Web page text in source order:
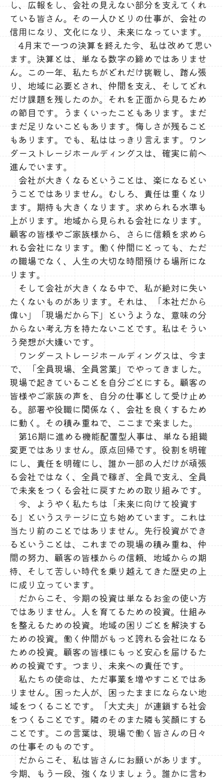
し、広報をし、会社の見えない部分を支えてくれ
ている皆さん。その一人ひとりの仕事が、会社の
信用になり、文化になり、未来になっています。
4月末で一つの決算を終えた今、私は改めて思い
ます。決算とは、単なる数字の締めではありませ
ん。この一年、私たちがどれだけ挑戦し、踏ん張
り、地域に必要とされ、仲間を支え、そしてどれ
だけ課題を残したのか。それを正面から見るため
の節目です。うまくいったこともあります。まだ
まだ足りないこともあります。悔しさが残ること
もあります。でも、私ははっきり言えます。ワン
ダーストレージホールディングスは、確実に前へ
進んでいます。
会社が大きくなるということは、楽になるとい
うことではありません。むしろ、責任は重くなり
ます。期待も大きくなります。求められる水準も
上がります。地域から見られる会社になります。
顧客の皆様やご家族様から、さらに信頼を求めら
れる会社になります。働く仲間にとっても、ただ
の職場でなく、人生の大切な時間預ける場所にな
ります。
そして会社が大きくなる中で、私が絶対に失い
たくないものがあります。それは、「本社だから
偉い」「現場だから下」というような、意味の分
からない考え方を持たないことです。私はそうい
う発想が大嫌いです。
ワンダーストレージホールディングスは、今ま
で、「全員現場、全員営業」でやってきました。
現場で起きていることを自分ごとにする。顧客の
皆様やご家族の声を、自分の仕事として受け止め
る。部署や役職に関係なく、会社を良くするため
に動く。その積み重ねで、ここまで来ました。
第16期に進める機能配置型人事は、単なる組織
変更ではありません。原点回帰です。役割を明確
にし、責任を明確にし、誰か一部の人だけが頑張
る会社ではなく、全員で稼ぎ、全員で支え、全員
で未来をつくる会社に戻すための取り組みです。
今、ようやく私たちは「未来に向けて投資す
る」というステージに立ち始めています。これは
当たり前のことではありません。先行投資ができ
るということは、これまでの現場の積み重ね、仲
間の努力、顧客の皆様からの信頼、地域からの期
待、そして苦しい時代を乗り越えてきた歴史の上
に成り立っています。
だからこそ、今期の投資は単なるお金の使い方
ではありません。人を育てるための投資。仕組み
を整えるための投資。地域の困りごとを解決する
ための投資。働く仲間がもっと誇れる会社になる
ための投資。顧客の皆様にもっと安心を届けるた
めの投資です。つまり、未来への責任です。
私たちの使命は、ただ事業を増やすことではあ
りません。困った人が、困ったままにならない地
域をつくることです。「大丈夫」が連鎖する社会
をつくることです。隣のそのまた隣も笑顔にする
ことです。この言葉は、現場で働く皆さんの日々
の仕事そのものです。
だからこそ、私は皆さんにお願いがあります。
今期、もう一段、強くなりましょう。誰かに言わ